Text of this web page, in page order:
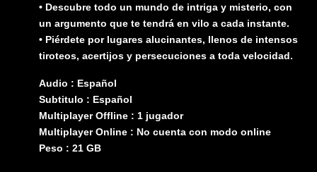
• Descubre todo un mundo de intriga y misterio, con
un argumento que te tendrá en vilo a cada instante.
• Piérdete por lugares alucinantes, llenos de intensos
tiroteos, acertijos y persecuciones a toda velocidad.
Audio : Español
Subtitulo : Español
Multiplayer Offline : 1 jugador
Multiplayer Online : No cuenta con modo online
Peso : 21 GB